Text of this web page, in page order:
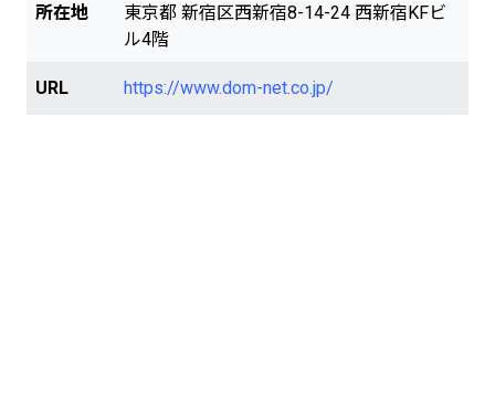
所在地
東京都 新宿区西新宿8-14-24 西新宿KFビ
ル4階
URL https://www.dom-net.co.jp/